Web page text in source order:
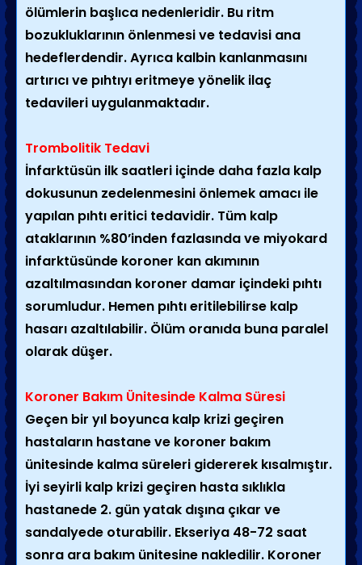
ölümlerin başlıca nedenleridir. Bu ritm
bozukluklarının önlenmesi ve tedavisi ana
hedeflerdendir. Ayrıca kalbin kanlanmasını
artırıcı ve pıhtıyı eritmeye yönelik ilaç
tedavileri uygulanmaktadır.
Trombolitik Tedavi
İnfarktüsün ilk saatleri içinde daha fazla kalp
dokusunun zedelenmesini önlemek amacı ile
yapılan pıhtı eritici tedavidir. Tüm kalp
ataklarının %80’inden fazlasında ve miyokard
infarktüsünde koroner kan akımının
azaltılmasından koroner damar içindeki pıhtı
sorumludur. Hemen pıhtı eritilebilirse kalp
hasarı azaltılabilir. Ölüm oranıda buna paralel
olarak düşer.
Koroner Bakım Ünitesinde Kalma Süresi
Geçen bir yıl boyunca kalp krizi geçiren
hastaların hastane ve koroner bakım
ünitesinde kalma süreleri gidererek kısalmıştır.
İyi seyirli kalp krizi geçiren hasta sıklıkla
hastanede 2. gün yatak dışına çıkar ve
sandalyede oturabilir. Ekseriya 48-72 saat
sonra ara bakım ünitesine nakledilir. Koroner